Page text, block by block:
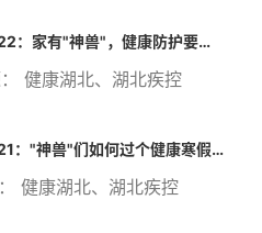
健康平安过大年·每日提示2.22：家有"神兽"，健康防护要注意3点！
健康湖北、湖北疾控
健康平安过大年·每日提示2.21："神兽"们如何过个健康寒假？这三点要牢记！
健康湖北、湖北疾控